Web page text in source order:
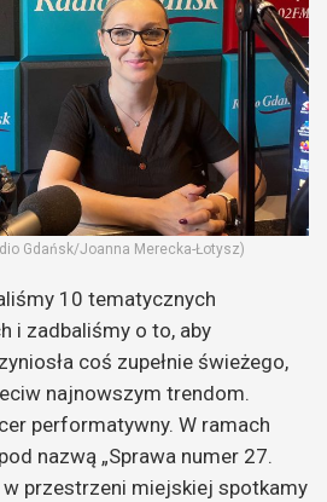
Gdańsk/Joanna Merecka-Łotysz)
10 tematycznych
i zadbaliśmy o to, aby
coś zupełnie świeżego,
najnowszym trendom.
performatywny. W ramach
nazwą „Sprawa numer 27.
w przestrzeni miejskiej spotkamy